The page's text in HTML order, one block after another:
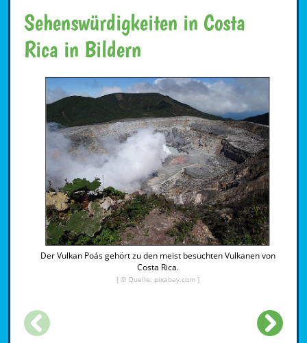
Sehenswürdigkeiten in Costa
Rica in Bildern
Der Vulkan Poás gehört zu den meist besuchten Vulkanen von
Costa Rica.
[ © Quelle: pixabay.com ]